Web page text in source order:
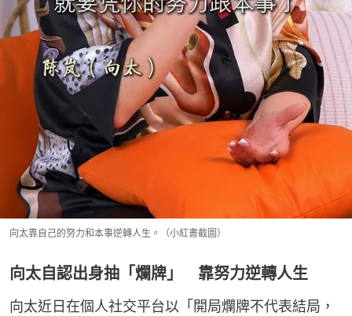
向太靠自己的努力和本事逆轉人生。（小紅書截圖）
向太自認出身抽「爛牌」 靠努力逆轉人生
向太近日在個人社交平台以「開局爛牌不代表結局，